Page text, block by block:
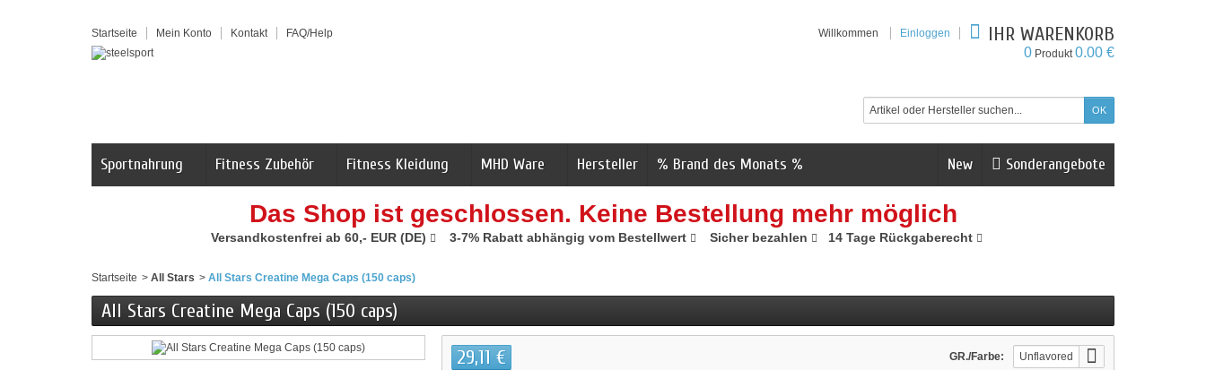
Startseite Mein Konto Kontakt FAQ/Help Willkommen Einloggen IHR WARENKORB
0 Produkt0.00 €
Sonderangebote
New
Sportnahrung Fitness Zubehör Fitness Kleidung MHD Ware Hersteller % Brand des Monats %
Das Shop ist geschlossen. Keine Bestellung mehr möglich
Versandkostenfrei ab 60,- EUR (DE) 3-7% Rabatt abhängig vom Bestellwert Sicher bezahlen 14 Tage Rückgaberecht
Startseite > All Stars > All Stars Creatine Mega Caps (150 caps)
All Stars Creatine Mega Caps (150 caps)
GR./Farbe: Unflavored
29,11 €